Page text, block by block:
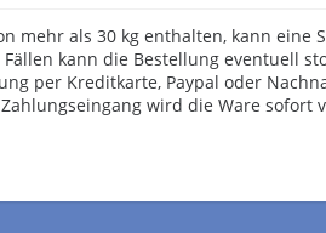
mehr als 30 kg enthalten, kann eine
kann die Bestellung eventuell
per Kreditkarte, Paypal oder
wird die Ware sofort